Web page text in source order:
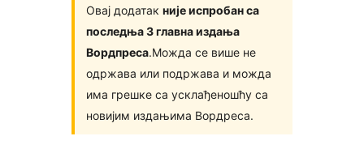
Овај додатак није испробан са
последња 3 главна издања
Вордпреса.Можда се више не
одржава или подржава и можда
има грешке са усклађеношћу са
новијим издањима Вордреса.